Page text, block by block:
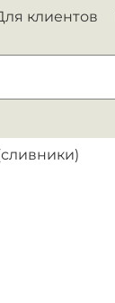
клиентов